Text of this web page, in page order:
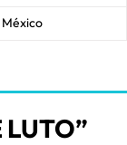
LUTO”